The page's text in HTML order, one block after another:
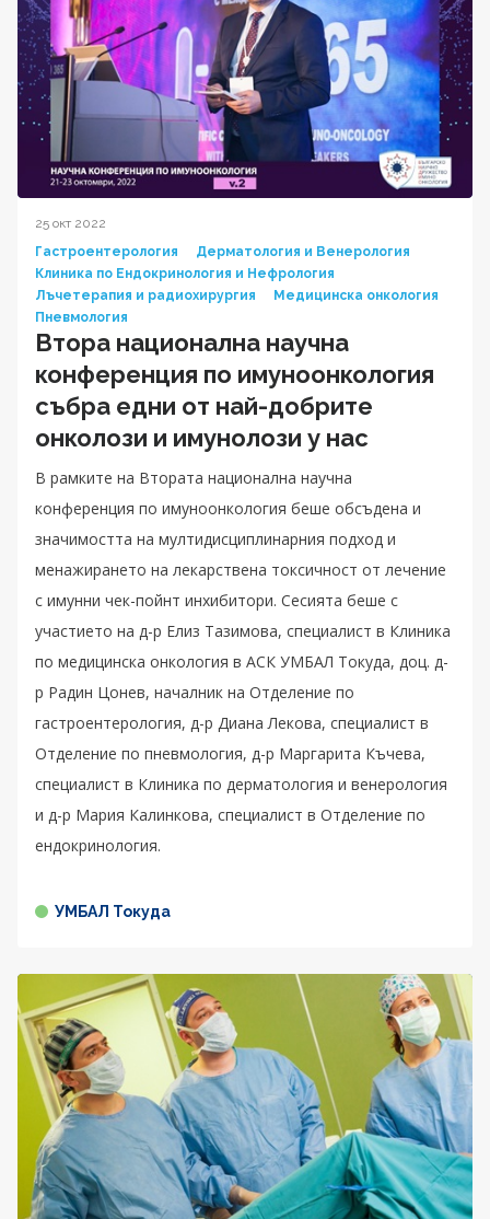
25 окт 2022
Гастроентерология
Дерматология и Венерология
Клиника по Ендокринология и Нефрология
Лъчетерапия и радиохирургия
Медицинска онкология
Пневмология
Втора национална научна
конференция по имуноонкология
събра едни от най-добрите
онколози и имунолози у нас
В рамките на Втората национална научна
конференция по имуноонкология беше обсъдена и
значимостта на мултидисциплинарния подход и
менажирането на лекарствена токсичност от лечение
с имунни чек-пойнт инхибитори. Сесията беше с
участието на д-р Елиз Тазимова, специалист в Клиника
по медицинска онкология в АСК УМБАЛ Токуда, доц. д-
р Радин Цонев, началник на Отделение по
гастроентерология, д-р Диана Лекова, специалист в
Отделение по пневмология, д-р Маргарита Къчева,
специалист в Клиника по дерматология и венерология
и д-р Мария Калинкова, специалист в Отделение по
ендокринология.
УМБАЛ Токуда